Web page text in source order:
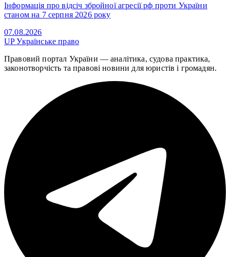
Інформація про відсіч збройної агресії рф проти України
станом на 7 серпня 2026 року
07.08.2026
UPУкраїнське право
Правовий портал України — аналітика, судова практика,
законотворчість та правові новини для юристів і громадян.